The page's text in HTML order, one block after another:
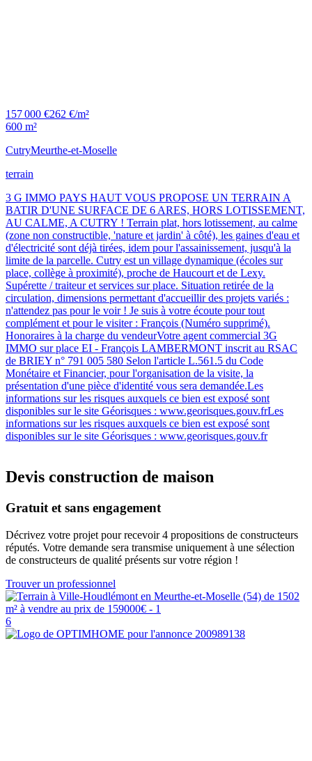
157 000 €262 €/m²
600 m²
CutryMeurthe-et-Moselle
terrain
3 G IMMO PAYS HAUT VOUS PROPOSE UN TERRAIN A
BATIR D'UNE SURFACE DE 6 ARES, HORS LOTISSEMENT,
AU CALME, A CUTRY ! Terrain plat, hors lotissement, au calme
(zone non constructible, 'nature et jardin' à côté), les gaines d'eau et
d'électricité sont déjà tirées, idem pour l'assainissement, jusqu'à la
limite de la parcelle. Cutry est un village dynamique (écoles sur
place, collège à proximité), proche de Haucourt et de Lexy.
Supérette / traiteur et services sur place. Situation retirée de la
circulation, dimensions permettant d'accueillir des projets variés :
n'attendez pas pour le voir ! Je suis à votre écoute pour tout
complément et pour le visiter : François (Numéro supprimé).
Honoraires à la charge du vendeurVotre agent commercial 3G
IMMO sur place EI - François LAMBERMONT inscrit au RSAC
de BRIEY n° 791 005 580 Selon l'article L.561.5 du Code
Monétaire et Financier, pour l'organisation de la visite, la
présentation d'une pièce d'identité vous sera demandée.Les
informations sur les risques auxquels ce bien est exposé sont
disponibles sur le site Géorisques : www.georisques.gouv.frLes
informations sur les risques auxquels ce bien est exposé sont
disponibles sur le site Géorisques : www.georisques.gouv.fr
Devis construction de maison
Gratuit et sans engagement
Décrivez votre projet pour recevoir 4 propositions de constructeurs
réputés. Votre demande sera transmise uniquement à une sélection
de constructeurs de qualité présents sur votre région !
Trouver un professionnel
6